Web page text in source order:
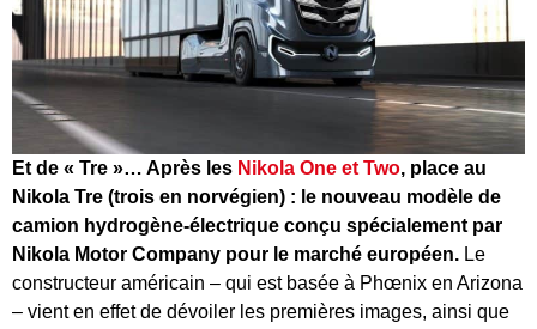
Et de « Tre »… Après les Nikola One et Two, place au
Nikola Tre (trois en norvégien) : le nouveau modèle de
camion hydrogène-électrique conçu spécialement par
Nikola Motor Company pour le marché européen. Le
constructeur américain – qui est basée à Phœnix en Arizona
– vient en effet de dévoiler les premières images, ainsi que